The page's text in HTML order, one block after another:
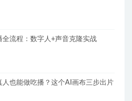
全流程：数字人+声音克隆实战
人也能做吃播？这个AI画布三步出片